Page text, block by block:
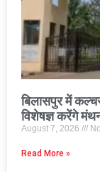
बिलासपुर में
विशेषज्ञ करेंगे
August 7, 2026
Read More »